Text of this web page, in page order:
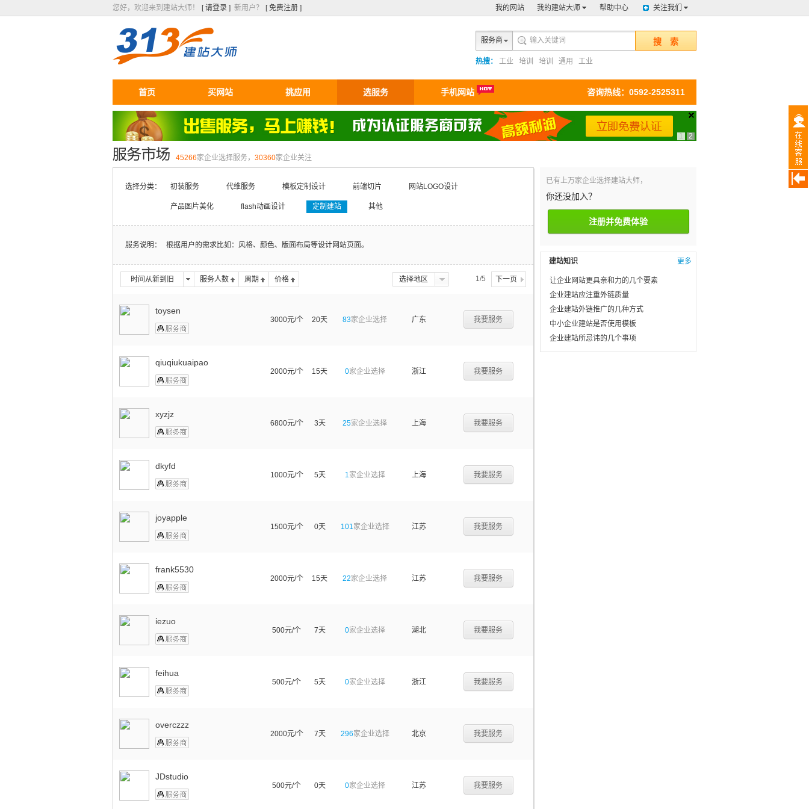
您好，欢迎来到建站大师！ [ 请登录 ] 新用户？ [ 免费注册 ] 我的网站 我的建站大师 帮助中心 关注我们
服务商 搜 索
热搜： 工业 培训 培训 通用 工业
首页 买网站 挑应用 选服务 手机网站 咨询热线：0592-2525311
1 2
45266家企业选择服务， 30360家企业关注
选择分类： 初装服务 代维服务 模板定制设计 前端切片 网站LOGO设计
产品图片美化 flash动画设计 定制建站 其他
服务说明： 根据用户的需求比如：风格、颜色、版面布局等设计网站页面。
时间从新到旧 服务人数 周期 价格 1/5 下一页
选择地区
toysen
3000元/个 20天 83家企业选择 广东 我要服务
qiuqiukuaipao
2000元/个 15天 0家企业选择 浙江 我要服务
xyzjz
6800元/个 3天 25家企业选择 上海 我要服务
dkyfd
1000元/个 5天 1家企业选择 上海 我要服务
joyapple
1500元/个 0天 101家企业选择 江苏 我要服务
frank5530
2000元/个 15天 22家企业选择 江苏 我要服务
iezuo
500元/个 7天 0家企业选择 湖北 我要服务
feihua
500元/个 5天 0家企业选择 浙江 我要服务
overczzz
2000元/个 7天 296家企业选择 北京 我要服务
JDstudio
500元/个 0天 0家企业选择 江苏 我要服务
已有上万家企业选择建站大师，
你还没加入？
注册并免费体验
建站知识 更多
让企业网站更具亲和力的几个要素
企业建站应注重外链质量
企业建站外链推广的几种方式
中小企业建站是否使用模板
企业建站所忌讳的几个事项